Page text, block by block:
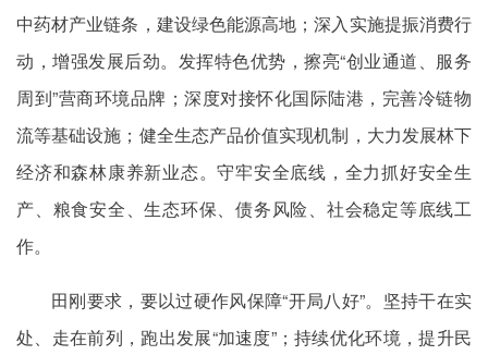
中药材产业链条，建设绿色能源高地；深入实施提振消费行
动，增强发展后劲。发挥特色优势，擦亮“创业通道、服务
周到”营商环境品牌；深度对接怀化国际陆港，完善冷链物
流等基础设施；健全生态产品价值实现机制，大力发展林下
经济和森林康养新业态。守牢安全底线，全力抓好安全生
产、粮食安全、生态环保、债务风险、社会稳定等底线工
作。
田刚要求，要以过硬作风保障“开局八好”。坚持干在实
处、走在前列，跑出发展“加速度”；持续优化环境，提升民